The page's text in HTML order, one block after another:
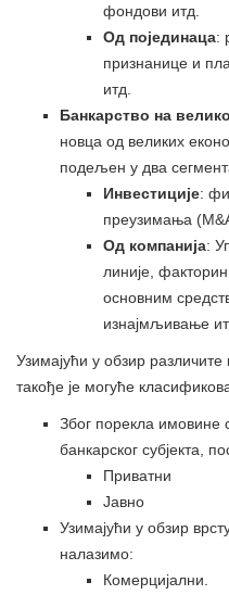
фондови итд.
Од појединаца:
признанице и
итд.
Банкарство на велико
новца од великих
подељен у два
Инвестиције:
преузимања
Од компанија:
линије,
основним
изнајмљивање
Узимајући у обзир различите
такође је могуће
Због порекла имовине
банкарског субјекта,
Приватни
Јавно
Узимајући у обзир
налазимо:
Комерцијални.